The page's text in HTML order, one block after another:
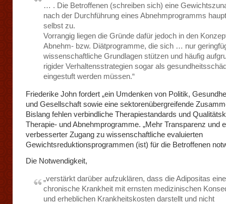
… . Die Betroffenen (schreiben sich) eine
nach der Durchführung eines Abnehmprogramms
selbst zu.
Vorrangig liegen die Gründe dafür jedoch in den
Abnehm- bzw. Diätprogramme, die sich … nur
wissenschaftliche Grundlagen stützen und häufig
rigider Verhaltensstrategien sogar als
eingestuft werden müssen.“
Friederike John fordert „ein Umdenken von Politik,
und Gesellschaft sowie eine sektorenübergreifende
Bislang fehlen verbindliche Therapiestandards und
Therapie- und Abnehmprogramme. „Mehr Transparenz und
verbesserter Zugang zu wissenschaftliche evaluierten
Gewichtsreduktionsprogrammen (ist) für die Betroffenen
Die Notwendigkeit,
„verstärkt darüber aufzuklären, dass die Adipositas eine
chronische Krankheit mit ernsten medizinischen
und erheblichen Krankheitskosten darstellt und nicht